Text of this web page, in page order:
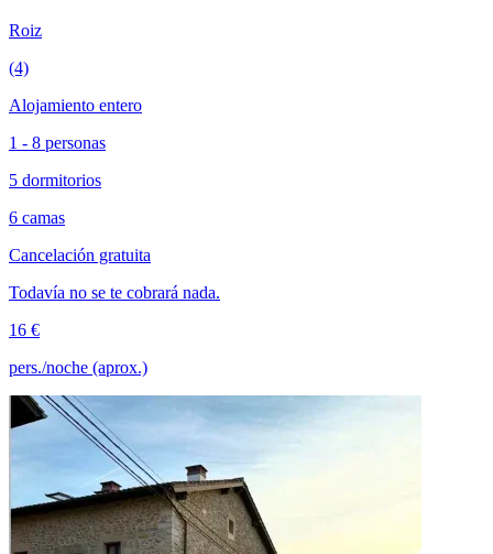
Roiz
(4)
Alojamiento entero
1 - 8 personas
5 dormitorios
6 camas
Cancelación gratuita
Todavía no se te cobrará nada.
16 €
pers./noche (aprox.)